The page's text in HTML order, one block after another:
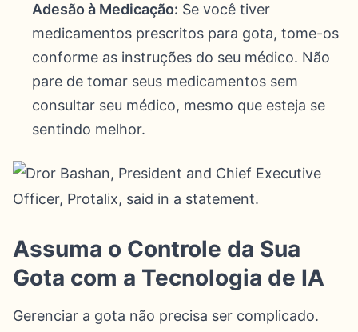
Adesão à Medicação: Se você tiver
medicamentos prescritos para gota, tome-os
conforme as instruções do seu médico. Não
pare de tomar seus medicamentos sem
consultar seu médico, mesmo que esteja se
sentindo melhor.
Assuma o Controle da Sua
Gota com a Tecnologia de IA
Gerenciar a gota não precisa ser complicado.